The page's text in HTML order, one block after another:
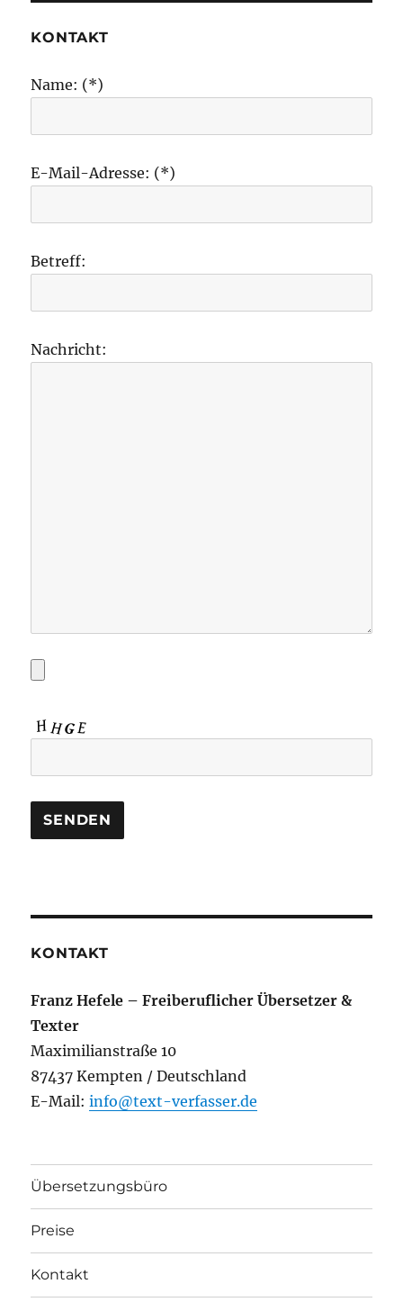
KONTAKT
Name: (*)
E-Mail-Adresse: (*)
Betreff:
Nachricht:
KONTAKT
Franz Hefele – Freiberuflicher Übersetzer &
Texter
Maximilianstraße 10
87437 Kempten / Deutschland
E-Mail:info@text-verfasser.de
Übersetzungsbüro
Preise
Kontakt